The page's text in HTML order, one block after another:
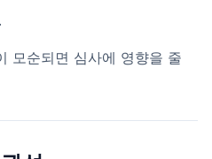
모순되면 심사에 영향을 줄